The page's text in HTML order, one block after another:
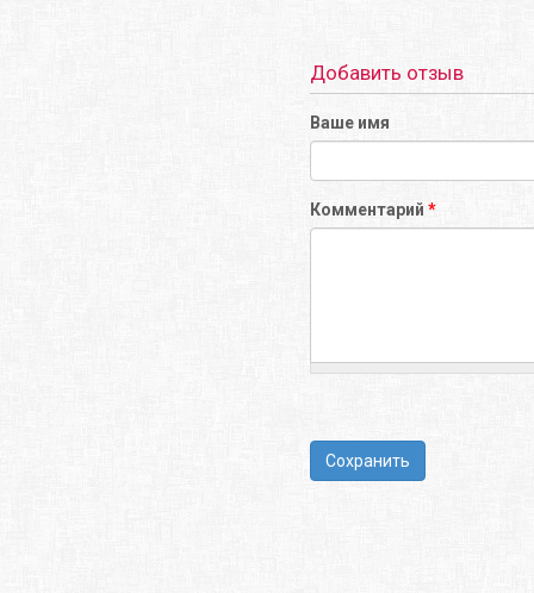
Добавить отзыв
Ваше имя
Комментарий *
Сохранить